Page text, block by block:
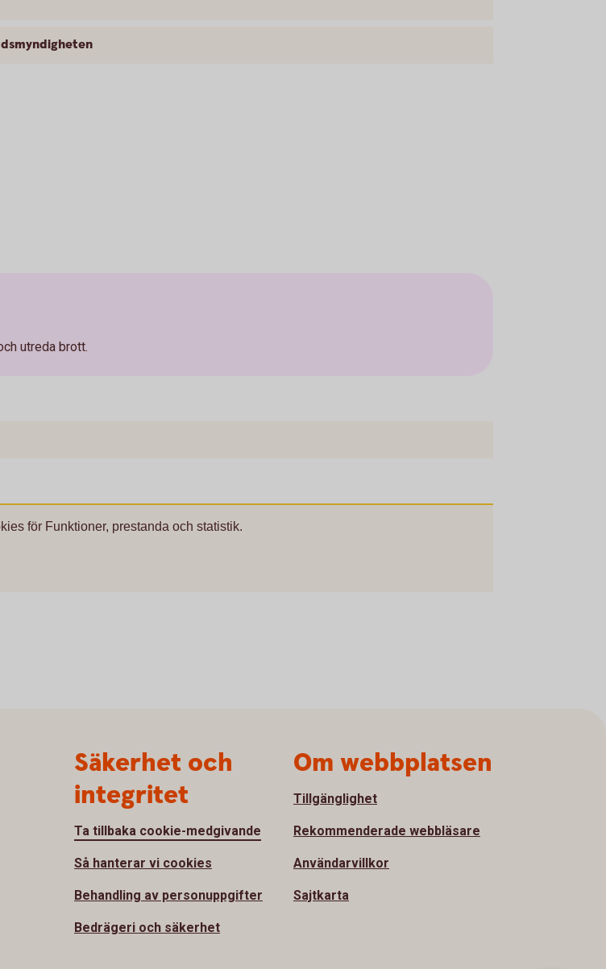
utreda brott.
för Funktioner, prestanda och statistik.
Säkerhet och
integritet
Ta tillbaka cookie-medgivande
Så hanterar vi cookies
Behandling av personuppgifter
Bedrägeri och säkerhet
Om webbplatsen
Tillgänglighet
Rekommenderade webbläsare
Användarvillkor
Sajtkarta